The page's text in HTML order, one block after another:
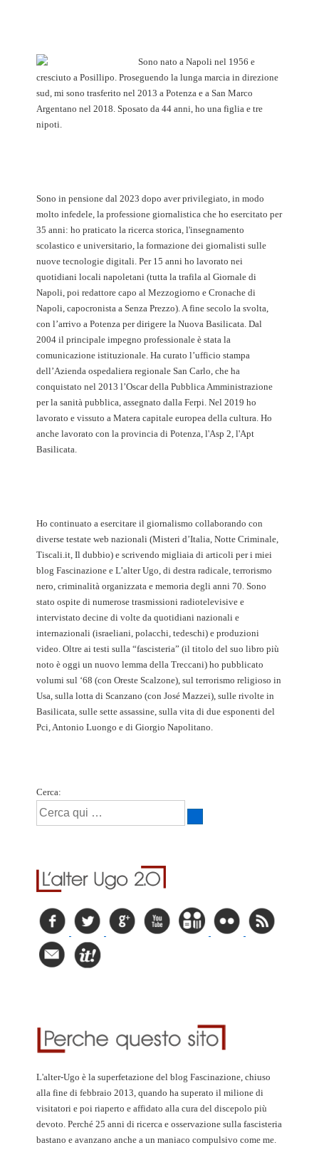
Sono nato a Napoli nel 1956 e
cresciuto a Posillipo. Proseguendo la lunga marcia in direzione
sud, mi sono trasferito nel 2013 a Potenza e a San Marco
Argentano nel 2018. Sposato da 44 anni, ho una figlia e tre
nipoti.
Sono in pensione dal 2023 dopo aver privilegiato, in modo
molto infedele, la professione giornalistica che ho esercitato per
35 anni: ho praticato la ricerca storica, l'insegnamento
scolastico e universitario, la formazione dei giornalisti sulle
nuove tecnologie digitali. Per 15 anni ho lavorato nei
quotidiani locali napoletani (tutta la trafila al Giornale di
Napoli, poi redattore capo al Mezzogiorno e Cronache di
Napoli, capocronista a Senza Prezzo). A fine secolo la svolta,
con l’arrivo a Potenza per dirigere la Nuova Basilicata. Dal
2004 il principale impegno professionale è stata la
comunicazione istituzionale. Ha curato l’ufficio stampa
dell’Azienda ospedaliera regionale San Carlo, che ha
conquistato nel 2013 l’Oscar della Pubblica Amministrazione
per la sanità pubblica, assegnato dalla Ferpi. Nel 2019 ho
lavorato e vissuto a Matera capitale europea della cultura. Ho
anche lavorato con la provincia di Potenza, l'Asp 2, l'Apt
Basilicata.
Ho continuato a esercitare il giornalismo collaborando con
diverse testate web nazionali (Misteri d’Italia, Notte Criminale,
Tiscali.it, Il dubbio) e scrivendo migliaia di articoli per i miei
blog Fascinazione e L’alter Ugo, di destra radicale, terrorismo
nero, criminalità organizzata e memoria degli anni 70. Sono
stato ospite di numerose trasmissioni radiotelevisive e
intervistato decine di volte da quotidiani nazionali e
internazionali (israeliani, polacchi, tedeschi) e produzioni
video. Oltre ai testi sulla “fascisteria” (il titolo del suo libro più
noto è oggi un nuovo lemma della Treccani) ho pubblicato
volumi sul ‘68 (con Oreste Scalzone), sul terrorismo religioso in
Usa, sulla lotta di Scanzano (con José Mazzei), sulle rivolte in
Basilicata, sulle sette assassine, sulla vita di due esponenti del
Pci, Antonio Luongo e di Giorgio Napolitano.
Cerca:
L'alter-Ugo è la superfetazione del blog Fascinazione, chiuso
alla fine di febbraio 2013, quando ha superato il milione di
visitatori e poi riaperto e affidato alla cura del discepolo più
devoto. Perché 25 anni di ricerca e osservazione sulla fascisteria
bastano e avanzano anche a un maniaco compulsivo come me.